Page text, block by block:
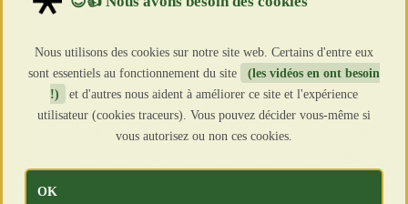
tant qu'il serait en fonction, il ferait tout son
possible pour bloquer toute tentative
d'adhésion de l'Ukraine à l'Alliance atlantique.
Selon lui, une telle adhésion nécessiterait
l'approbation des parlements de chaque État
social-démocratie, s'engage à voter contre
Nous utilisons des cookies sur notre site web. Certains d'entre eux
sont essentiels au fonctionnement du site
(les vidéos en ont besoin
!)
et d'autres nous aident à améliorer ce site et l'expérience
utilisateur (cookies traceurs). Vous pouvez décider vous-même si
vous autorisez ou non ces cookies.
OK